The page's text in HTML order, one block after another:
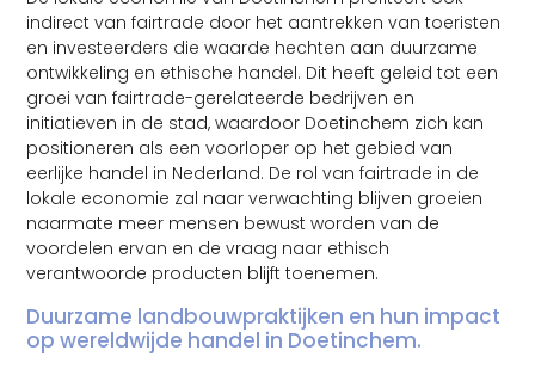
indirect van fairtrade door het aantrekken van toeristen
en investeerders die waarde hechten aan duurzame
ontwikkeling en ethische handel. Dit heeft geleid tot een
groei van fairtrade-gerelateerde bedrijven en
initiatieven in de stad, waardoor Doetinchem zich kan
positioneren als een voorloper op het gebied van
eerlijke handel in Nederland. De rol van fairtrade in de
lokale economie zal naar verwachting blijven groeien
naarmate meer mensen bewust worden van de
voordelen ervan en de vraag naar ethisch
verantwoorde producten blijft toenemen.
Duurzame landbouwpraktijken en hun impact
op wereldwijde handel in Doetinchem.